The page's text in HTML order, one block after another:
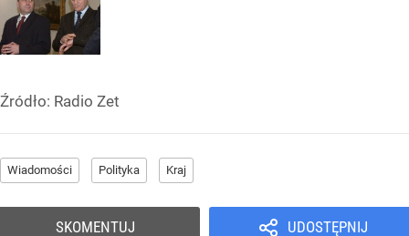
Źródło: Radio Zet
Wiadomości Polityka Kraj
UDOSTĘPNIJ
SKOMENTUJ